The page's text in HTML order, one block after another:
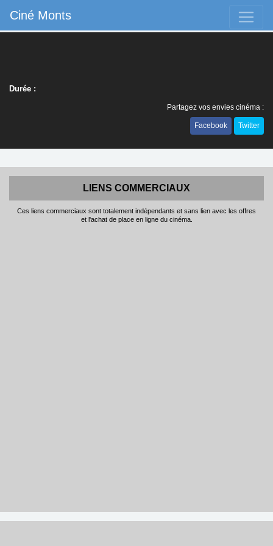
Ciné Monts
Durée :
Partagez vos envies cinéma :
Facebook Twitter
LIENS COMMERCIAUX
Ces liens commerciaux sont totalement indépendants et sans lien avec les offres
et l'achat de place en ligne du cinéma.